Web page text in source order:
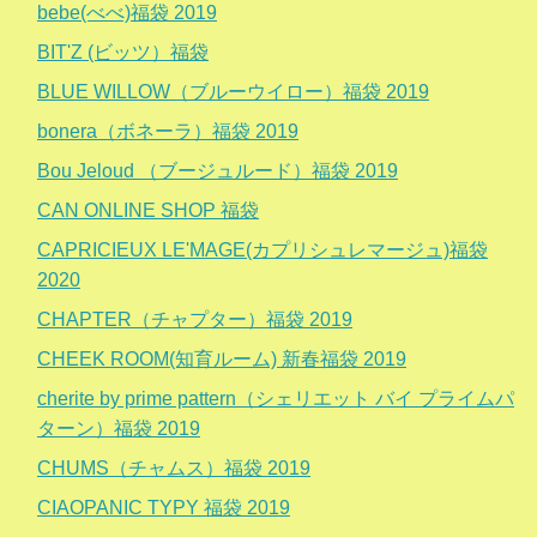
bebe(べべ)福袋 2019
BIT'Z (ビッツ）福袋
BLUE WILLOW（ブルーウイロー）福袋 2019
bonera（ボネーラ）福袋 2019
Bou Jeloud （ブージュルード）福袋 2019
CAN ONLINE SHOP 福袋
CAPRICIEUX LE'MAGE(カプリシュレマージュ)福袋
2020
CHAPTER（チャプター）福袋 2019
CHEEK ROOM(知育ルーム) 新春福袋 2019
cherite by prime pattern（シェリエット バイ プライムパ
ターン）福袋 2019
CHUMS（チャムス）福袋 2019
CIAOPANIC TYPY 福袋 2019